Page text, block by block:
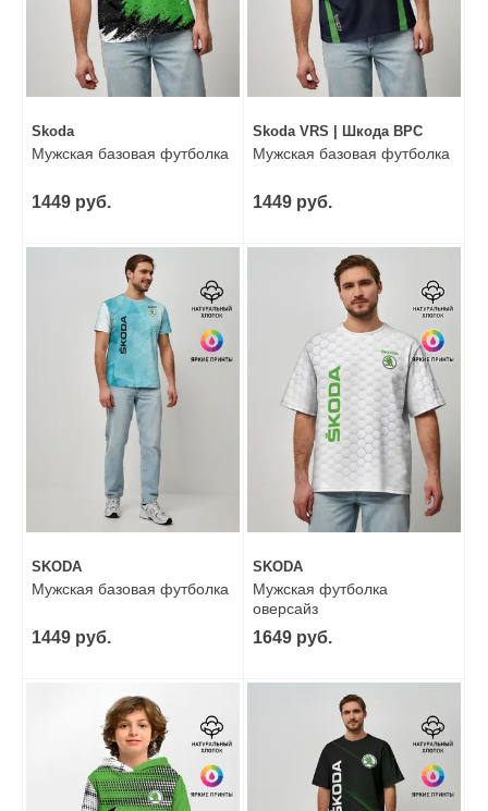
Skoda
Мужская базовая футболка
1449 руб.
Skoda VRS | Шкода ВРС
Мужская базовая футболка
1449 руб.
SKODA
Мужская базовая футболка
1449 руб.
SKODA
Мужская футболка
оверсайз
1649 руб.